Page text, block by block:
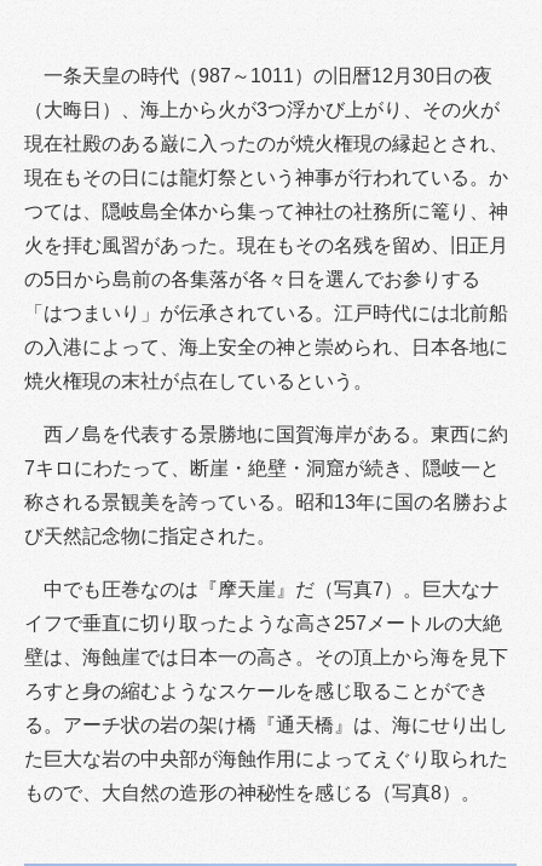
一条天皇の時代（987～1011）の旧暦12月30日の夜
（大晦日）、海上から火が3つ浮かび上がり、その火が
現在社殿のある巌に入ったのが焼火権現の縁起とされ、
現在もその日には龍灯祭という神事が行われている。か
つては、隠岐島全体から集って神社の社務所に篭り、神
火を拝む風習があった。現在もその名残を留め、旧正月
の5日から島前の各集落が各々日を選んでお参りする
「はつまいり」が伝承されている。江戸時代には北前船
の入港によって、海上安全の神と崇められ、日本各地に
焼火権現の末社が点在しているという。
西ノ島を代表する景勝地に国賀海岸がある。東西に約
7キロにわたって、断崖・絶壁・洞窟が続き、隠岐一と
称される景観美を誇っている。昭和13年に国の名勝およ
び天然記念物に指定された。
中でも圧巻なのは『摩天崖』だ（写真7）。巨大なナ
イフで垂直に切り取ったような高さ257メートルの大絶
壁は、海蝕崖では日本一の高さ。その頂上から海を見下
ろすと身の縮むようなスケールを感じ取ることができ
る。アーチ状の岩の架け橋『通天橋』は、海にせり出し
た巨大な岩の中央部が海蝕作用によってえぐり取られた
もので、大自然の造形の神秘性を感じる（写真8）。